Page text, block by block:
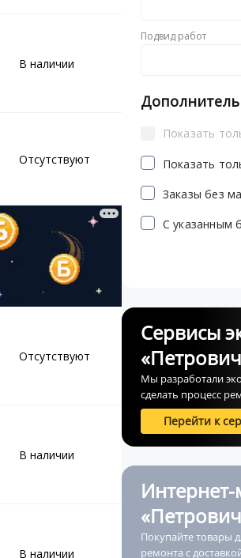
В наличии
Отсутствуют
Отсутствуют
В наличии
В наличии
Подвид работ
Показать
Показать
Заказы без
С указанным
Сервисы
Мы разработали
сделать процесс
Перейти к
Интернет-
Покупайте товары
ремонта с